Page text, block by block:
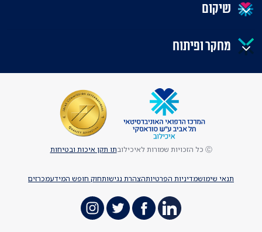
שיקום
מחקר ופיתוח
תנאי שימושמדיניות הפרטיותהצהרת נגישותחוק חופש המידעמכרזים
Ⓒ כל הזכויות שמורות לאיכילוב תו תקן איכות ובטיחות